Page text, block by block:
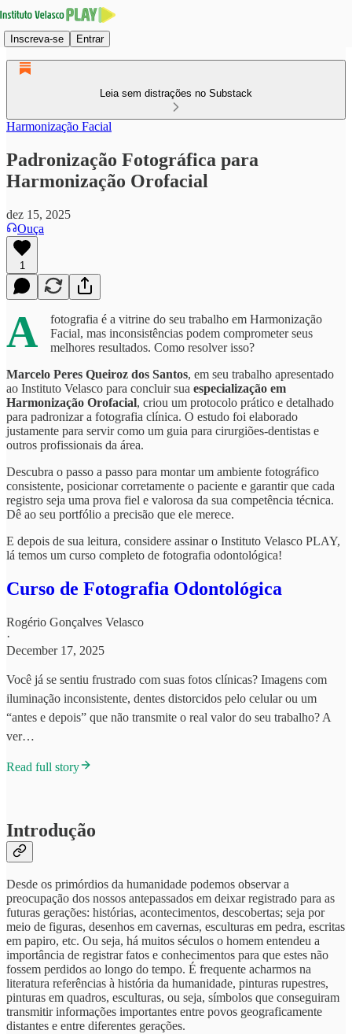
Inscreva-se Entrar
Leia sem distrações no Substack
Harmonização Facial
Padronização Fotográfica para
Harmonização Orofacial
dez 15, 2025
Ouça
1
A
fotografia é a vitrine do seu trabalho em Harmonização
Facial, mas inconsistências podem comprometer seus
melhores resultados. Como resolver isso?
Marcelo Peres Queiroz dos Santos, em seu trabalho apresentado
ao Instituto Velasco para concluir sua especialização em
Harmonização Orofacial, criou um protocolo prático e detalhado
para padronizar a fotografia clínica. O estudo foi elaborado
justamente para servir como um guia para cirurgiões-dentistas e
outros profissionais da área.
Descubra o passo a passo para montar um ambiente fotográfico
consistente, posicionar corretamente o paciente e garantir que cada
registro seja uma prova fiel e valorosa da sua competência técnica.
Dê ao seu portfólio a precisão que ele merece.
E depois de sua leitura, considere assinar o Instituto Velasco PLAY,
lá temos um curso completo de fotografia odontológica!
Curso de Fotografia Odontológica
Rogério Gonçalves Velasco
·
December 17, 2025
Você já se sentiu frustrado com suas fotos clínicas? Imagens com
iluminação inconsistente, dentes distorcidos pelo celular ou um
“antes e depois” que não transmite o real valor do seu trabalho? A
ver…
Read full story
Introdução
Desde os primórdios da humanidade podemos observar a
preocupação dos nossos antepassados em deixar registrado para as
futuras gerações: histórias, acontecimentos, descobertas; seja por
meio de figuras, desenhos em cavernas, esculturas em pedra, escritas
em papiro, etc. Ou seja, há muitos séculos o homem entendeu a
importância de registrar fatos e conhecimentos para que estes não
fossem perdidos ao longo do tempo. É frequente acharmos na
literatura referências à história da humanidade, pinturas rupestres,
pinturas em quadros, esculturas, ou seja, símbolos que conseguiram
transmitir informações importantes entre povos geograficamente
distantes e entre diferentes gerações.